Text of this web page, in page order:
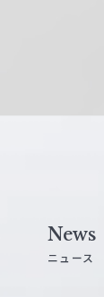
News
ニュース